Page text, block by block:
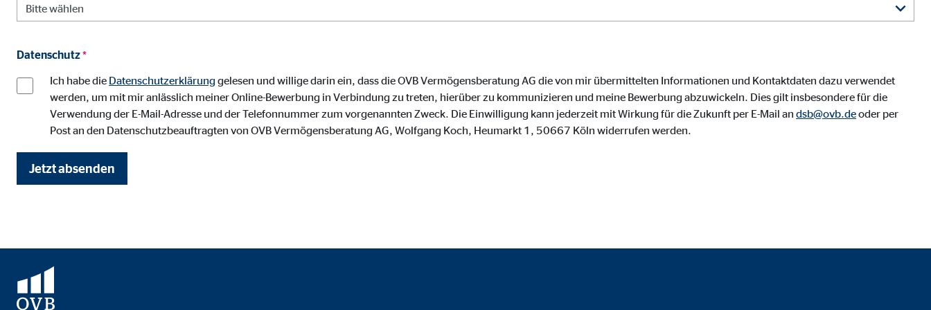
Datenschutz*
Ich habe die Datenschutzerklärung gelesen und willige darin ein, dass die OVB Vermögensberatung AG die von mir übermittelten Informationen und Kontaktdaten dazu verwendet
werden, um mit mir anlässlich meiner Online-Bewerbung in Verbindung zu treten, hierüber zu kommunizieren und meine Bewerbung abzuwickeln. Dies gilt insbesondere für die
Verwendung der E-Mail-Adresse und der Telefonnummer zum vorgenannten Zweck. Die Einwilligung kann jederzeit mit Wirkung für die Zukunft per E-Mail an dsb@ovb.deoder per
Post an den Datenschutzbeauftragten von OVB Vermögensberatung AG, Wolfgang Koch, Heumarkt 1, 50667 Köln widerrufen werden.
Jetzt absenden